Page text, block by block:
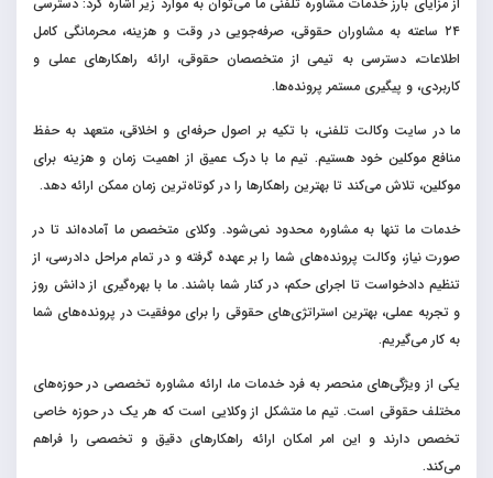
۲۴ ساعته به مشاوران حقوقی، صرفه‌جویی در وقت و هزینه، محرمانگی کامل
اطلاعات، دسترسی به تیمی از متخصصان حقوقی، ارائه راهکارهای عملی و
کاربردی، و پیگیری مستمر پرونده‌ها.
ما در سایت وکالت تلفنی، با تکیه بر اصول حرفه‌ای و اخلاقی، متعهد به حفظ
منافع موکلین خود هستیم. تیم ما با درک عمیق از اهمیت زمان و هزینه برای
موکلین، تلاش می‌کند تا بهترین راهکارها را در کوتاه‌ترین زمان ممکن ارائه دهد.
خدمات ما تنها به مشاوره محدود نمی‌شود. وکلای متخصص ما آماده‌اند تا در
صورت نیاز، وکالت پرونده‌های شما را بر عهده گرفته و در تمام مراحل دادرسی، از
تنظیم دادخواست تا اجرای حکم، در کنار شما باشند. ما با بهره‌گیری از دانش روز
و تجربه عملی، بهترین استراتژی‌های حقوقی را برای موفقیت در پرونده‌های شما
به کار می‌گیریم.
یکی از ویژگی‌های منحصر به فرد خدمات ما، ارائه مشاوره تخصصی در حوزه‌های
مختلف حقوقی است. تیم ما متشکل از وکلایی است که هر یک در حوزه خاصی
تخصص دارند و این امر امکان ارائه راهکارهای دقیق و تخصصی را فراهم
می‌کند.